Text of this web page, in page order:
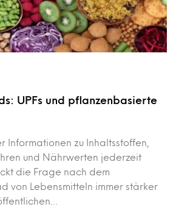
UPFs und pflanzenbasierte
Informationen zu Inhaltsstoffen,
und Nährwerten jederzeit
die Frage nach dem
von Lebensmitteln immer stärker